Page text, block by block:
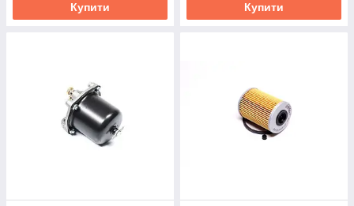
Купити Купити